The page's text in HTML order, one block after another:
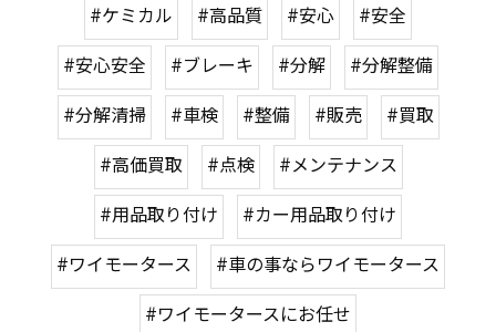
#ケミカル
#高品質 #安心
#安全
#安心安全
#ブレーキ #分解
#分解整備
#分解清掃
#車検 #整備 #販売
#買取
#高価買取
#点検
#メンテナンス
#用品取り付け
#カー用品取り付け
#ワイモータース
#車の事ならワイモータース
#ワイモータースにお任せ